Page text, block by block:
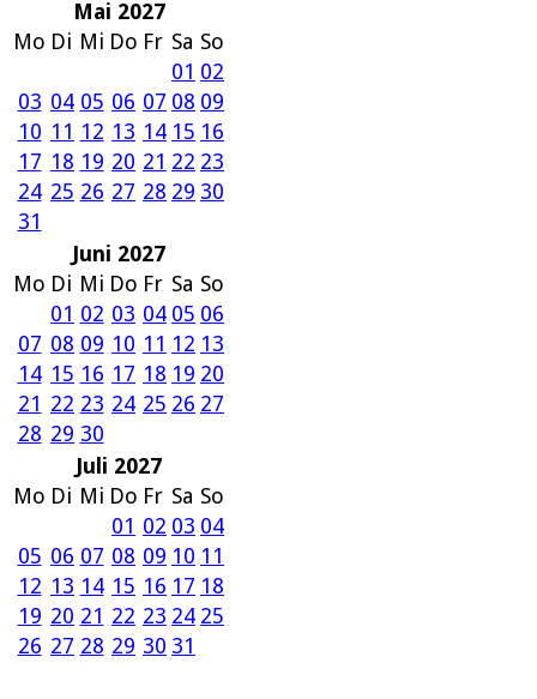
Mai 2027
Mo Di Mi Do Fr Sa So
01 02
03 04 05 06 07 08 09
10 11 12 13 14 15 16
17 18 19 20 21 22 23
24 25 26 27 28 29 30
31
Juni 2027
Mo Di Mi Do Fr Sa So
01 02 03 04 05 06
07 08 09 10 11 12 13
14 15 16 17 18 19 20
21 22 23 24 25 26 27
28 29 30
Juli 2027
Mo Di Mi Do Fr Sa So
01 02 03 04
05 06 07 08 09 10 11
12 13 14 15 16 17 18
19 20 21 22 23 24 25
26 27 28 29 30 31